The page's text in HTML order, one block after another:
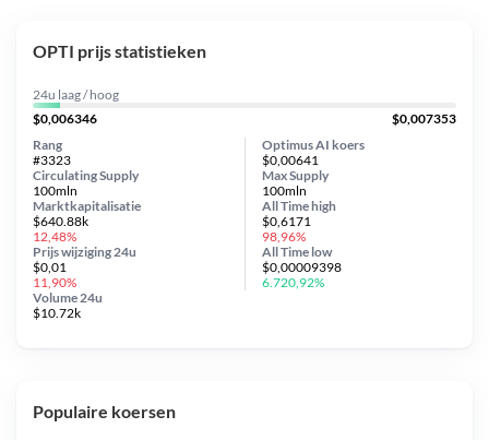
OPTI prijs statistieken
24u laag / hoog
$0,006346
$0,007353
Optimus AI koers
$0,00641
Circulating Supply
100mln
Prijs wijziging 24u
$0,01
11,90%
Max Supply
100mln
Marktkapitalisatie
$640.88k
12,48%
Volume 24u
$10.72k
Rang
#3323
All Timehigh
$0,6171
98,96%
All Time low
$0,00009398
6.720,92%
Populaire koersen